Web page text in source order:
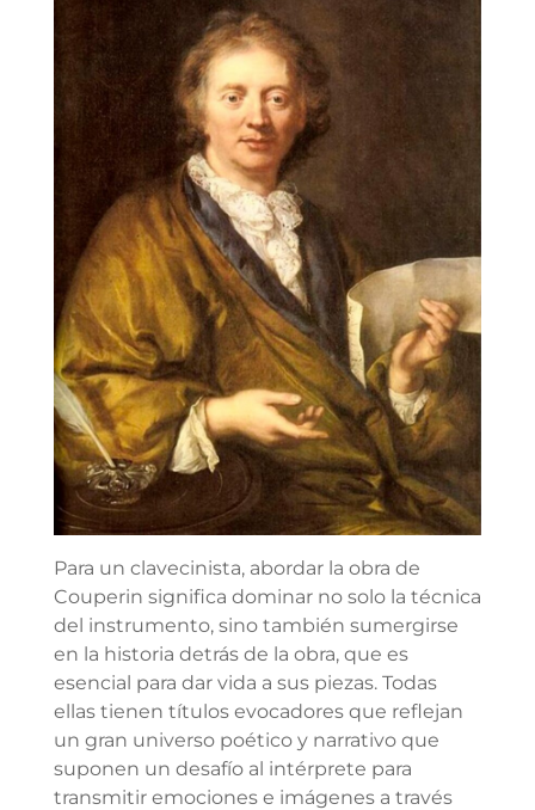
Para un clavecinista, abordar la obra de
Couperin significa dominar no solo la técnica
del instrumento, sino también sumergirse
en la historia detrás de la obra, que es
esencial para dar vida a sus piezas. Todas
ellas tienen títulos evocadores que reflejan
un gran universo poético y narrativo que
suponen un desafío al intérprete para
transmitir emociones e imágenes a través